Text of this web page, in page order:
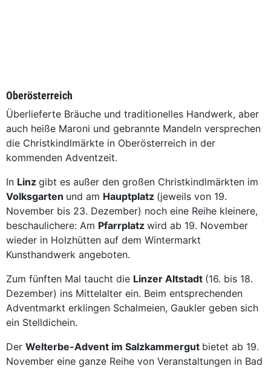
Oberösterreich
Überlieferte Bräuche und traditionelles Handwerk, aber
auch heiße Maroni und gebrannte Mandeln versprechen
die Christkindlmärkte in Oberösterreich in der
kommenden Adventzeit.
In Linz gibt es außer den großen Christkindlmärkten im
Volksgarten und am Hauptplatz (jeweils von 19.
November bis 23. Dezember) noch eine Reihe kleinere,
beschaulichere: Am Pfarrplatz wird ab 19. November
wieder in Holzhütten auf dem Wintermarkt
Kunsthandwerk angeboten.
Zum fünften Mal taucht die Linzer Altstadt (16. bis 18.
Dezember) ins Mittelalter ein. Beim entsprechenden
Adventmarkt erklingen Schalmeien, Gaukler geben sich
ein Stelldichein.
Der Welterbe-Advent im Salzkammergut bietet ab 19.
November eine ganze Reihe von Veranstaltungen in Bad